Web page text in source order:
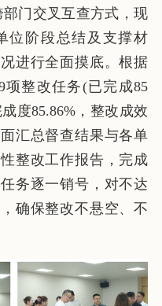
门交叉互查方式，现
位阶段总结及支撑材
进行全面摸底。根据
整改任务(已完成85
度85.86%，整改成效
汇总督查结果与各单
整改工作报告，完成
务逐一销号，对不达
确保整改不悬空、不